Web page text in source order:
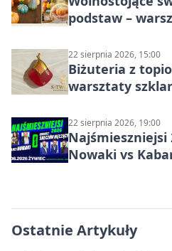
podstaw –
22 sierpnia 2026, 15:00
Biżuteria z
warsztaty
22 sierpnia 2026, 19:00
Nowaki vs
Ostatnie Artykuły